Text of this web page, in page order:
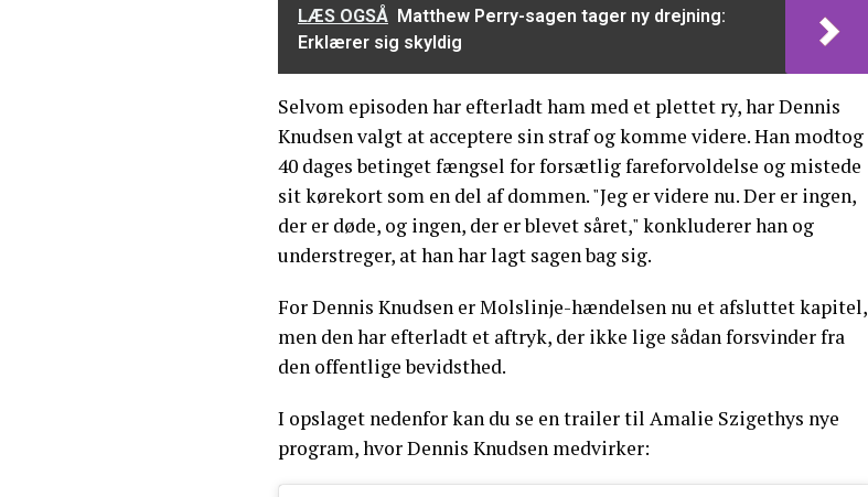
LÆS OGSÅ Matthew Perry-sagen tager ny drejning:
Erklærer sig skyldig
Selvom episoden har efterladt ham med et plettet ry, har Dennis
Knudsen valgt at acceptere sin straf og komme videre. Han modtog
40 dages betinget fængsel for forsætlig fareforvoldelse og mistede
sit kørekort som en del af dommen. "Jeg er videre nu. Der er ingen,
der er døde, og ingen, der er blevet såret," konkluderer han og
understreger, at han har lagt sagen bag sig.
For Dennis Knudsen er Molslinje-hændelsen nu et afsluttet kapitel,
men den har efterladt et aftryk, der ikke lige sådan forsvinder fra
den offentlige bevidsthed.
I opslaget nedenfor kan du se en trailer til Amalie Szigethys nye
program, hvor Dennis Knudsen medvirker: